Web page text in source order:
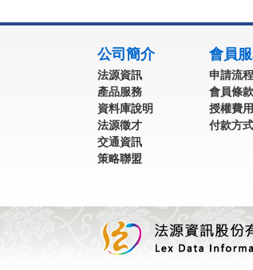
公司簡介
法源資訊
產品服務
資料庫說明
法源徵才
交通資訊
策略聯盟
會員
申請流程
會員條款
授權費用
付款方式